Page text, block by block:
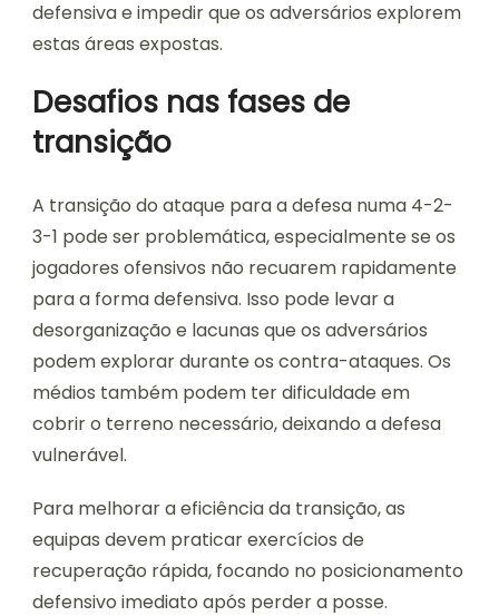
defensiva e impedir que os adversários explorem
estas áreas expostas.
Desafios nas fases de
transição
A transição do ataque para a defesa numa 4-2-
3-1 pode ser problemática, especialmente se os
jogadores ofensivos não recuarem rapidamente
para a forma defensiva. Isso pode levar a
desorganização e lacunas que os adversários
podem explorar durante os contra-ataques. Os
médios também podem ter dificuldade em
cobrir o terreno necessário, deixando a defesa
vulnerável.
Para melhorar a eficiência da transição, as
equipas devem praticar exercícios de
recuperação rápida, focando no posicionamento
defensivo imediato após perder a posse.